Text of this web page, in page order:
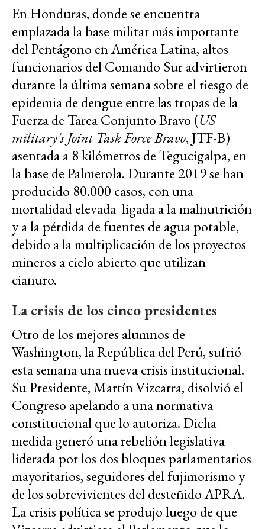
En Honduras, donde se encuentra
emplazada la base militar más importante
del Pentágono en América Latina, altos
funcionarios del Comando Sur advirtieron
durante la última semana sobre el riesgo de
epidemia de dengue entre las tropas de la
Fuerza de Tarea Conjunto Bravo (US
military's Joint Task Force Bravo, JTF-B)
asentada a 8 kilómetros de Tegucigalpa, en
la base de Palmerola. Durante 2019 se han
producido 80.000 casos, con una
mortalidad elevada ligada a la malnutrición
y a la pérdida de fuentes de agua potable,
debido a la multiplicación de los proyectos
mineros a cielo abierto que utilizan
cianuro.
La crisis de los cinco presidentes
Otro de los mejores alumnos de
Washington, la República del Perú, sufrió
esta semana una nueva crisis institucional.
Su Presidente, Martín Vizcarra, disolvió el
Congreso apelando a una normativa
constitucional que lo autoriza. Dicha
medida generó una rebelión legislativa
liderada por los dos bloques parlamentarios
mayoritarios, seguidores del fujimorismo y
de los sobrevivientes del desteñido APRA.
La crisis política se produjo luego de que